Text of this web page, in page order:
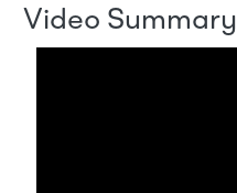
Video Summary